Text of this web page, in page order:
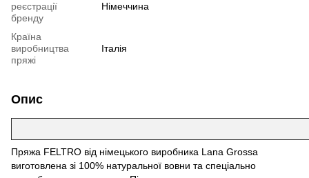
реєстрації
бренду
Німеччина
Країна
виробництва
пряжі
Італія
Опис
Пряжа FELTRO від німецького виробника Lana Grossa
виготовлена зі 100% натуральної вовни та спеціально